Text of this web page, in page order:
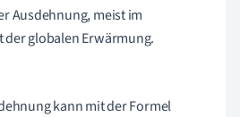
Ausdehnung, meist im
globalen Erwärmung.
kann mit der Formel